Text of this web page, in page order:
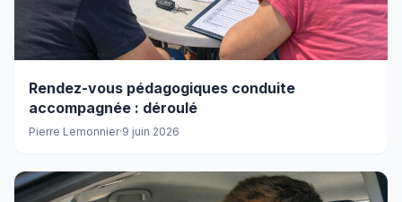
Rendez-vous pédagogiques conduite
accompagnée : déroulé
Pierre Lemonnier·9 juin 2026